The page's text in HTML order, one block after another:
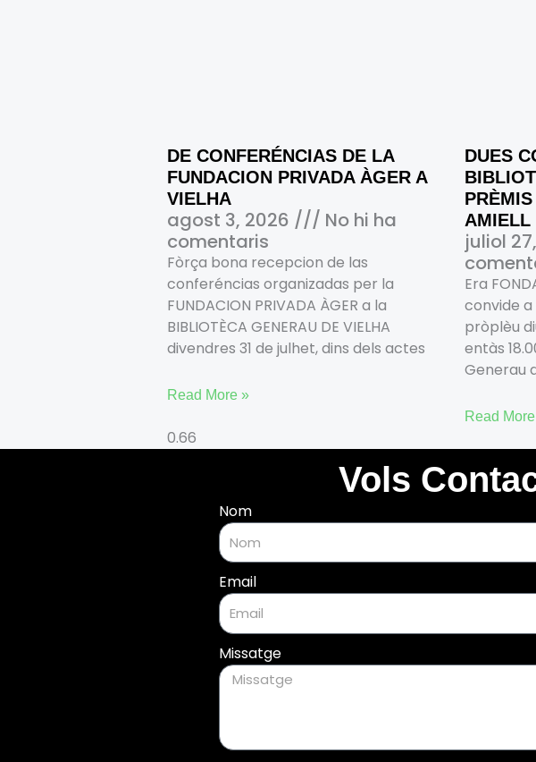
DE CONFERÉNCIAS DE LA
FUNDACION PRIVADA ÀGER A
VIELHA
agost 3, 2026
No hi ha
comentaris
Fòrça bona recepcion de las
conferéncias organizadas per la
FUNDACION PRIVADA ÀGER a la
BIBLIOTÈCA GENERAU DE VIELHA
divendres 31 de julhet, dins dels actes
Read More »
DUES
AMIELL
juliol
Era
convide
pròplèu
entàs
Generau
Read
Vols
Nom
Email
Missatge